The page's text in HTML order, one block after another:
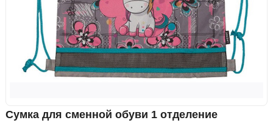
Сумка для сменной обуви 1 отделение